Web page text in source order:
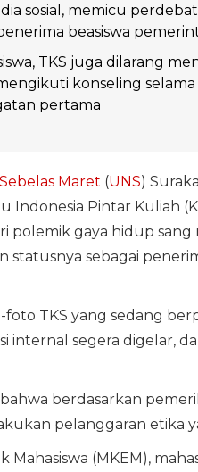
sosial, memicu
beasiswa
TKS juga dilarang
konseling
pertama
Maret (UNS)
Indonesia Pintar Kuliah
gaya hidup sang
statusnya sebagai
TKS yang sedang
internal segera digelar,
berdasarkan
pelanggaran etika
Mahasiswa (MKEM),